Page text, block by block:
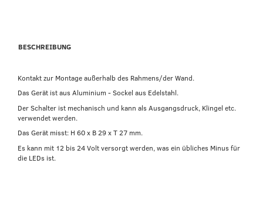
BESCHREIBUNG
Kontakt zur Montage außerhalb des Rahmens/der Wand.
Das Gerät ist aus Aluminium - Sockel aus Edelstahl.
Der Schalter ist mechanisch und kann als Ausgangsdruck, Klingel etc.
verwendet werden.
Das Gerät misst: H 60 x B 29 x T 27 mm.
Es kann mit 12 bis 24 Volt versorgt werden, was ein übliches Minus für
die LEDs ist.